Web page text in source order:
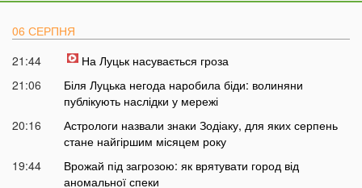
06 СЕРПНЯ
21:44
На Луцьк насувається гроза
21:06
Біля Луцька негода наробила біди: волиняни
публікують наслідки у мережі
20:16
Астрологи назвали знаки Зодіаку, для яких серпень
стане найгіршим місяцем року
19:44
Врожай під загрозою: як врятувати город від
аномальної спеки